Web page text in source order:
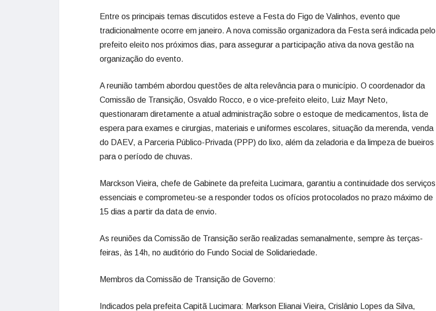
Entre os principais temas discutidos esteve a Festa do Figo de Valinhos, evento que
tradicionalmente ocorre em janeiro. A nova comissão organizadora da Festa será indicada pelo
prefeito eleito nos próximos dias, para assegurar a participação ativa da nova gestão na
organização do evento.
A reunião também abordou questões de alta relevância para o município. O coordenador da
Comissão de Transição, Osvaldo Rocco, e o vice-prefeito eleito, Luiz Mayr Neto,
questionaram diretamente a atual administração sobre o estoque de medicamentos, lista de
espera para exames e cirurgias, materiais e uniformes escolares, situação da merenda, venda
do DAEV, a Parceria Público-Privada (PPP) do lixo, além da zeladoria e da limpeza de bueiros
para o período de chuvas.
Marckson Vieira, chefe de Gabinete da prefeita Lucimara, garantiu a continuidade dos serviços
essenciais e comprometeu-se a responder todos os ofícios protocolados no prazo máximo de
15 dias a partir da data de envio.
As reuniões da Comissão de Transição serão realizadas semanalmente, sempre às terças-
feiras, às 14h, no auditório do Fundo Social de Solidariedade.
Membros da Comissão de Transição de Governo:
Indicados pela prefeita Capitã Lucimara: Markson Elianai Vieira, Crislânio Lopes da Silva,